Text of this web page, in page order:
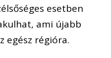
esetben
ami újabb
egész régióra.